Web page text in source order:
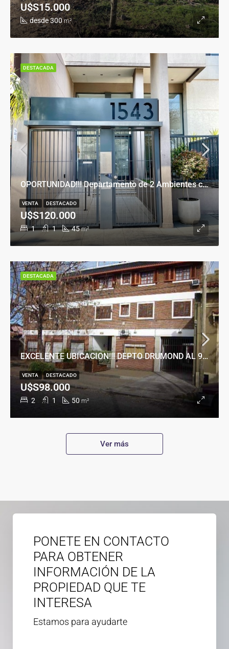
desde 300 m²
U$S15.000
OPORTUNIDAD!!! Departamento de 2 Ambientes con Cochera en Banfield Este
1 1 45 m²
U$S120.000
VENTA DESTACADO
DESTACADA
EXCELENTE UBICACION!!! DEPTO DRUMOND AL 900
2 1 50 m²
U$S98.000
VENTA DESTACADO
DESTACADA
Ver más
PONETE EN CONTACTO
PARA OBTENER
INFORMACIÓN DE LA
PROPIEDAD QUE TE
INTERESA
Estamos para ayudarte